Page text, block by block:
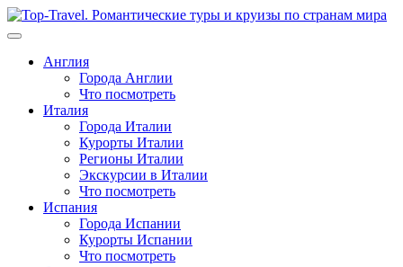
Перейти
к
Англия
Города Англии
Что посмотреть
Италия
Города Италии
Курорты Италии
Регионы Италии
Экскурсии в Италии
Что посмотреть
Испания
Города Испании
Курорты Испании
Что посмотреть